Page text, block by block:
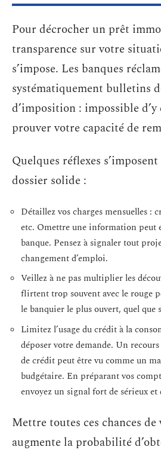
Pour décrocher un prêt
transparence sur votre
s’impose. Les banques
systématiquement bulletins
d’imposition : impossible
prouver votre capacité de
Quelques réflexes
dossier solide :
Détaillez vos charges mensuelles :
etc. Omettre une information peut
banque. Pensez à signaler tout
changement d’emploi.
Veillez à ne pas multiplier les
flirtent trop souvent avec le rouge
le banquier le plus ouvert, quel que
Limitez l’usage du crédit à la
déposer votre demande. Un
de crédit peut être vu comme un
budgétaire. En préparant vos
envoyez un signal fort de sérieux
Mettre toutes ces chances
augmente la probabilité